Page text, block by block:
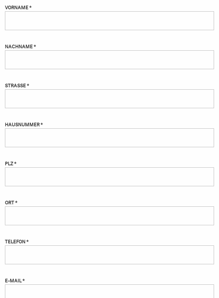
VORNAME *
NACHNAME *
STRASSE *
HAUSNUMMER *
PLZ *
ORT *
TELEFON *
E-MAIL *